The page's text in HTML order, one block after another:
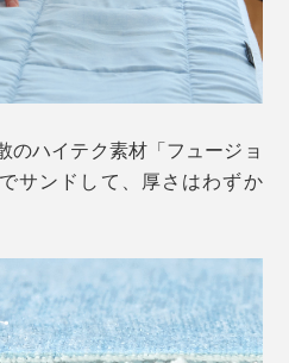
のハイテク素材「フュージョ
サンドして、厚さはわずか